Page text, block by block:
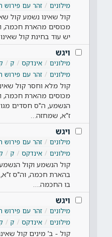
מילונים
זהר עם פירוש
קול שאינו נשמע קול
מכוסים מהארת חכמה,
יש עוד בחינת קול
ויגש
מילונים אינדקס ק
מילונים
זהר עם פירוש
קול מלא וחסר קול
מכוסים מהארת חכמה,
הנשמע, ה"ס חסדים
ז"א, שמחזה…
ויגש
מילונים זהר עם פירוש
מילונים
אינדקס ק
קול הנשמע וקול
בהארת חכמה, וה"ס
בו החכמה.…
ויגש
מילונים זהר עם פירוש
מילונים
אינדקס ק
קול - ב' מינים קול